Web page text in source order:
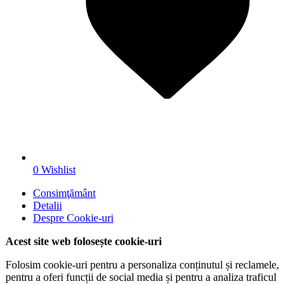
0 Wishlist
Consimţământ
Detalii
Despre Cookie-uri
Acest site web folosește cookie-uri
Folosim cookie-uri pentru a personaliza conținutul și reclamele,
pentru a oferi funcții de social media și pentru a analiza traficul